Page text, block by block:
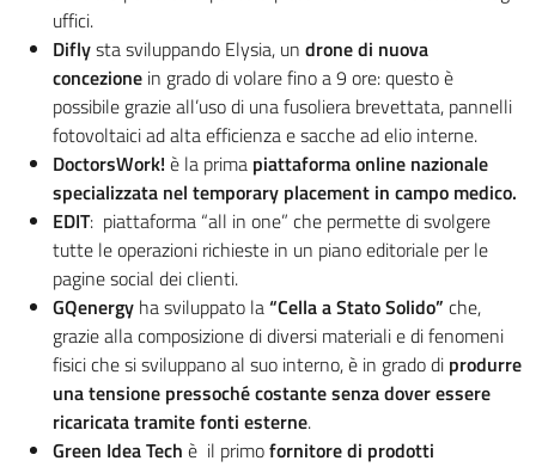
uffici.
Diflysta sviluppando Elysia, un drone di nuova
concezione in grado di volare fino a 9 ore: questo è
possibile grazie all’uso di una fusoliera brevettata, pannelli
fotovoltaici ad alta efficienza e sacche ad elio interne.
DoctorsWork! è la prima piattaforma online nazionale
specializzata nel temporary placement in campo medico.
EDIT: piattaforma “all in one” che permette di svolgere
tutte le operazioni richieste in un piano editoriale per le
pagine social dei clienti.
GQenergy ha sviluppato la“Cella a Stato Solido” che,
grazie alla composizione di diversi materiali e di fenomeni
fisici che si sviluppano al suo interno, è in grado di produrre
una tensione pressoché costante senza dover essere
ricaricata tramite fonti esterne.
Green Idea Tech è il primofornitore di prodotti